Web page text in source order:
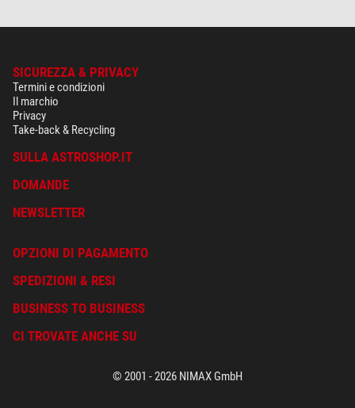
SICUREZZA & PRIVACY
Termini e condizioni
Il marchio
Privacy
Take-back & Recycling
SULLA ASTROSHOP.IT
DOMANDE
NEWSLETTER
OPZIONI DI PAGAMENTO
SPEDIZIONI & RESI
BUSINESS TO BUSINESS
CI TROVATE ANCHE SU
© 2001 - 2026 NIMAX GmbH